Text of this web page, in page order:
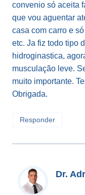
convenio só aceita
que vou aguentar
casa com carro e
etc. Ja fiz todo tipo
hidroginastica,
musculação leve.
muito importante.
Obrigada.
Responder
Dr.